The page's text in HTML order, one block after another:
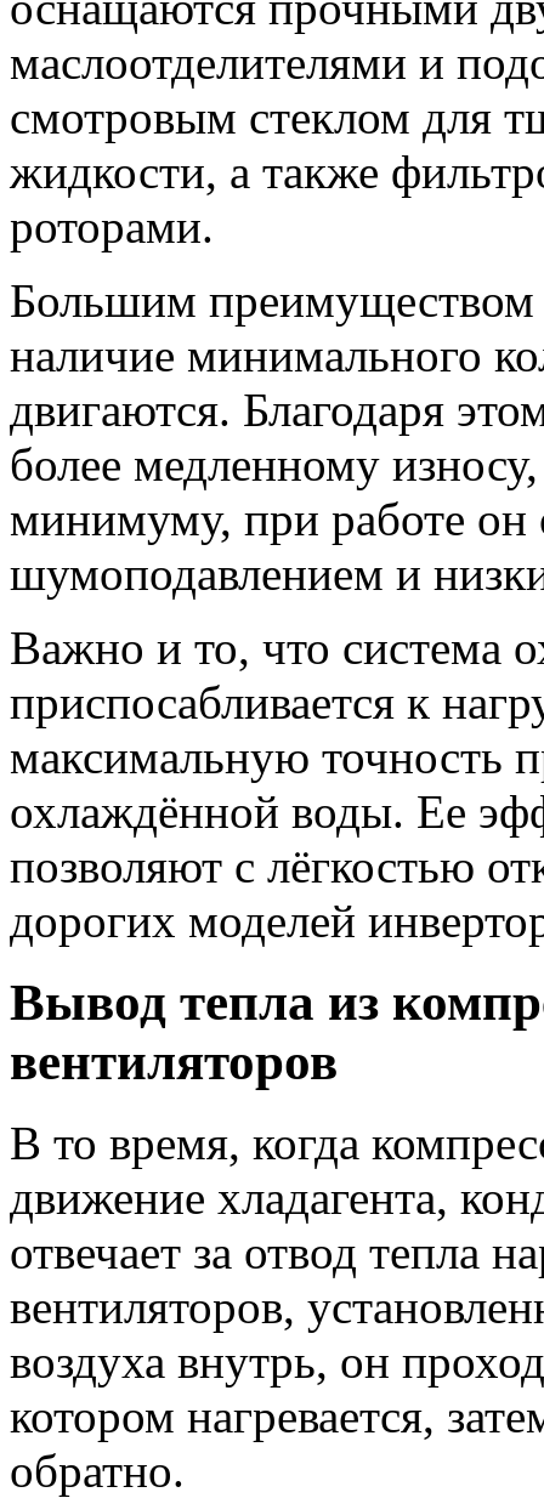
маслоотделителями и
смотровым стеклом для
жидкости, а также
роторами.
Большим преимуществом
наличие минимального
двигаются. Благодаря
более медленному
минимуму, при работе он
шумоподавлением и
Важно и то, что система
приспосабливается к
максимальную точность
охлаждённой воды. Ее
позволяют с лёгкостью
дорогих моделей
Вывод тепла из
вентиляторов
В то время, когда
движение хладагента,
отвечает за отвод тепла
вентиляторов,
воздуха внутрь, он
котором нагревается,
обратно.